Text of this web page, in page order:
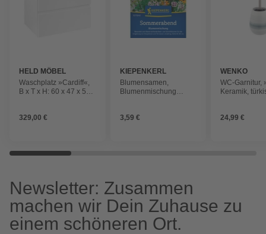
HELD MÖBEL
Waschplatz »Cardiff«,
B x T x H: 60 x 47 x 56
329,00 €
KIEPENKERL
Blumensamen,
Blumenmischung
3,59 €
WENKO
WC-Garnitur,
Keramik,
24,99 €
Newsletter: Zusammen
machen wir Dein Zuhause zu
einem schöneren Ort.